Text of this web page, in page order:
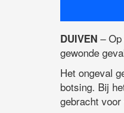
DUIVEN –
gewonde
Het ongeval
botsing. Bij
gebracht